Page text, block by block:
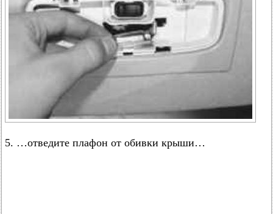
5. …отведите плафон от обивки крыши…